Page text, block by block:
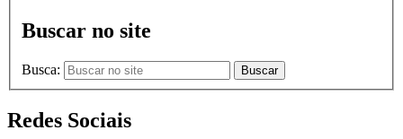
Buscar no site
Busca: Buscar
Redes Sociais